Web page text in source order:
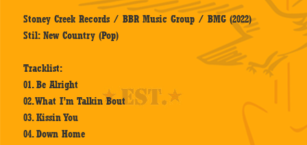
Stoney Creek Records / BBR Music Group / BMG (2022)
Stil: New Country (Pop)
Tracklist:
01. Be Alright
02. What I’m Talkin Bout
03. Kissin You
04. ​Down Home